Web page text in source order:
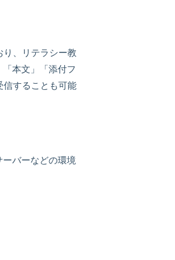
、リテラシー教
本文」「添付フ
信することも可能
バーなどの環境